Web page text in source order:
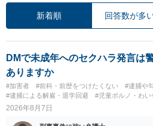
新着順 回答数が多
DMで未成年へのセクハラ発言は
ありますか
#加害者 #前科・前歴をつけたくない
#逮捕や
#逮捕による解雇・退学回避
#児童ポルノ・わ
2026年8月7日